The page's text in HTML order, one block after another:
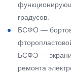
градусов.
БСФО —
БСФЭ —
ремонта